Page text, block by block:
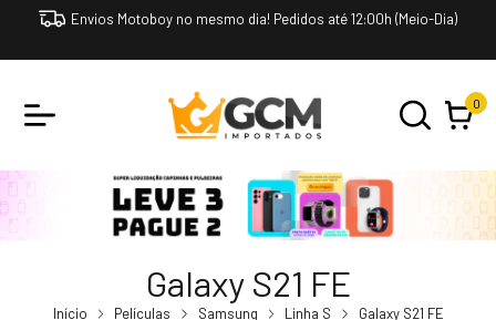
Envios Motoboy no mesmo dia! Pedidos até 12:00h (Meio-Dia)
0
Galaxy S21 FE
Início Películas Samsung Linha S Galaxy S21 FE